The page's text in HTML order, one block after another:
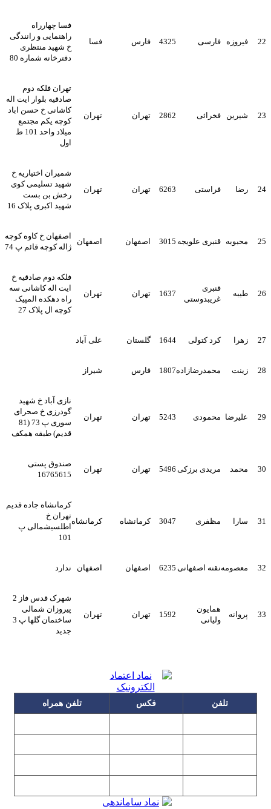
22 فیروزه فارسی 4325 فارس فسا
فسا چهارراه
راهنمایی و رانندگی
خ شهید منتظری
دفترخانه شماره 80
23 شیرین فخرائی 2862 تهران تهران
تهران فلکه دوم
صادقیه بلوار ایت اله
کاشانی خ حسن اباد
کوچه یکم مجتمع
میلاد واحد 101 ط
اول
24 رضا فراستی 6263 تهران تهران
شمیران اختیاریه خ
شهید تسلیمی کوی
رخش بن بست
شهید اکبری پلاک 16
25 محبوبه قنبری علویجه 3015 اصفهان اصفهان
اصفهان خ کاوه کوچه
ژاله کوچه قائم پ 74
26 طیبه
قنبری
غریبدوستی
1637 تهران تهران
فلکه دوم صادقیه خ
ایت اله کاشانی سه
راه دهکده المپیک
کوچه ال پلاک 27
27 زهرا کرد کتولی 1644 گلستان علی آباد
28 زینت محمدرضازاده1807 فارس شیراز
29 علیرضا محمودی 5243 تهران تهران
نازی آباد خ شهید
گودرزی خ صحرای
سوری پ 73 (81
قدیم) طبقه همکف
30 محمد مریدی برزکی 5496 تهران تهران
صندوق پستی
16765615
31 سارا مظفری 3047 کرمانشاه کرمانشاه
کرمانشاه جاده قدیم
تهران خ
اطلسیشمالی پ
101
32 معصومهنقنه اصفهانی 6235 اصفهان اصفهان ندارد
33 پروانه
همایون
ولیانی
1592 تهران تهران
شهرک قدس فاز 2
پیروزان شمالی
ساختمان گلها پ 3
جدید
تلفن فکس تلفن همراه